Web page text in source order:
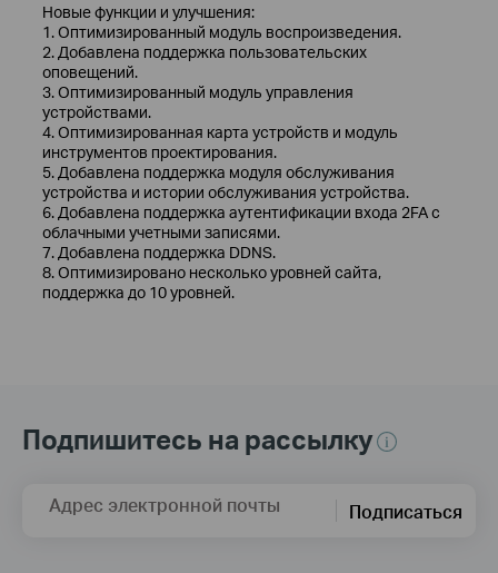
Новые функции и улучшения:
1. Оптимизированный модуль воспроизведения.
2. Добавлена ​​поддержка пользовательских
оповещений.
3. Оптимизированный модуль управления
устройствами.
4. Оптимизированная карта устройств и модуль
инструментов проектирования.
5. Добавлена ​​поддержка модуля обслуживания
устройства и истории обслуживания устройства.
6. Добавлена ​​поддержка аутентификации входа 2FA с
облачными учетными записями.
7. Добавлена ​​поддержка DDNS.
8. Оптимизировано несколько уровней сайта,
поддержка до 10 уровней.
Подпишитесь на рассылку
Адрес электронной почты Подписаться